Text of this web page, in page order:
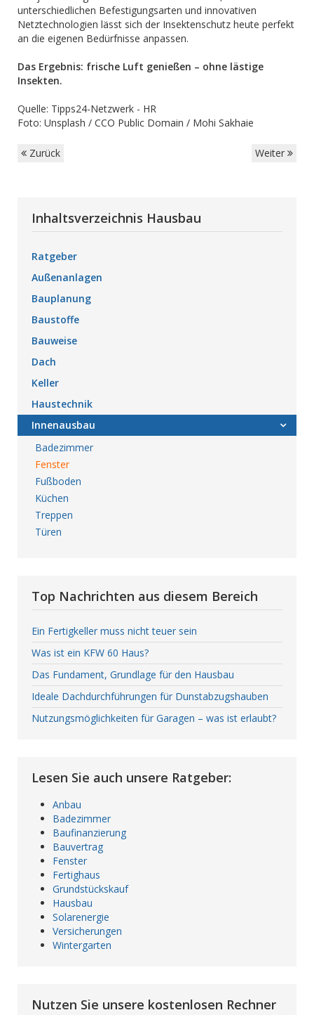
unterschiedlichen Befestigungsarten und innovativen
Netztechnologien lässt sich der Insektenschutz heute perfekt
an die eigenen Bedürfnisse anpassen.
Das Ergebnis: frische Luft genießen – ohne lästige
Insekten.
Quelle: Tipps24-Netzwerk - HR
Foto: Unsplash / CCO Public Domain / Mohi Sakhaie
Zurück Weiter
Inhaltsverzeichnis Hausbau
Ratgeber
Außenanlagen
Bauplanung
Baustoffe
Bauweise
Dach
Keller
Haustechnik
Innenausbau
Badezimmer
Fenster
Fußboden
Küchen
Treppen
Türen
Top Nachrichten aus diesem Bereich
Ein Fertigkeller muss nicht teuer sein
Was ist ein KFW 60 Haus?
Das Fundament, Grundlage für den Hausbau
Ideale Dachdurchführungen für Dunstabzugshauben
Nutzungsmöglichkeiten für Garagen – was ist erlaubt?
Lesen Sie auch unsere Ratgeber:
Anbau
Badezimmer
Baufinanzierung
Bauvertrag
Fenster
Fertighaus
Grundstückskauf
Hausbau
Solarenergie
Versicherungen
Wintergarten
Nutzen Sie unsere kostenlosen Rechner